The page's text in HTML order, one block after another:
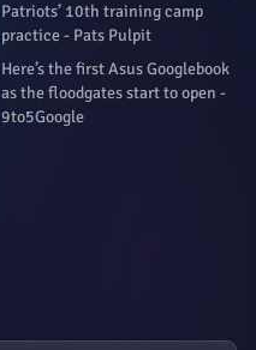
Patriots’ 10th training camp
practice - Pats Pulpit
Here’s the first Asus Googlebook
as the floodgates start to open -
9to5Google